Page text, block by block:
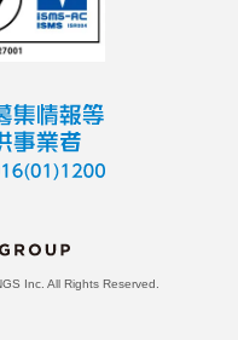
Inc. All Rights Reserved.